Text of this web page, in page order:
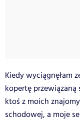
Kiedy wyciągnęłam
kopertę
ktoś z moich
schodowej, a moje